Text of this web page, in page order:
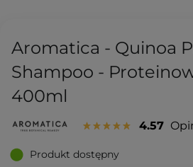
Aromatica - Quinoa
Shampoo -
400ml
4.57
Produkt dostępny